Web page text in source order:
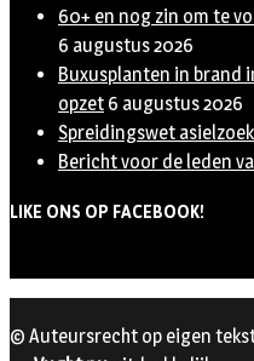
60+ en nog zin om te
6 augustus 2026
Buxusplanten in brand
opzet 6 augustus 2026
Spreidingswet
Bericht voor de leden
LIKE ONS OP FACEBOOK!
© Auteursrecht op eigen